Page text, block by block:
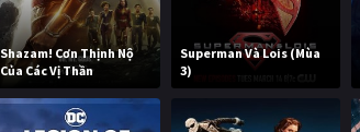
Shazam! Cơn Thịnh Nộ
Của Các Vị Thần
Superman Và Lois (Mùa
3)